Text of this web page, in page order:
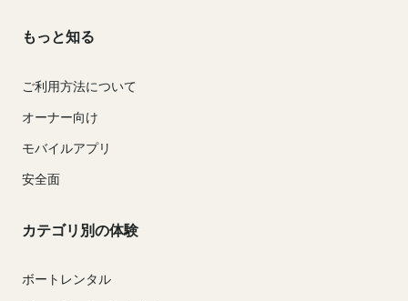
もっと知る
ご利用方法について
オーナー向け
モバイルアプリ
安全面
カテゴリ別の体験
ボートレンタル